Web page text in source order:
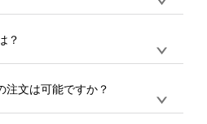
おります。デザインツールから
から決済まで完了できます。
ルク印刷など、大口注文の場合
担当するエコバッグコンシェル
ンシェルをご利用ください。製
？
形式は、JPG / PNG / AI / PSD /
ります。データの最大サイズ
注文は可能ですか？